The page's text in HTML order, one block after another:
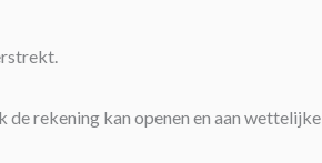
de rekening kan openen en aan wettelijke